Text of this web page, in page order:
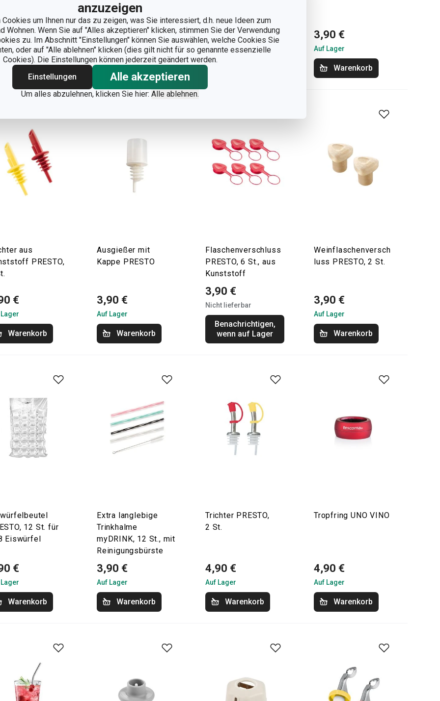
anzuzeigen
um Ihnen nur das zu zeigen, was Sie interessiert, d.h. neue Ideen zum
Wohnen. Wenn Sie auf "Alles akzeptieren" klicken, stimmen Sie der Verwendung
zu. Im Abschnitt "Einstellungen" können Sie auswählen, welche Cookies Sie
oder auf "Alle ablehnen" klicken (dies gilt nicht für so genannte essenzielle
Cookies). Die Einstellungen können jederzeit geändert werden.
Einstellungen
Alle akzeptieren
Um alles abzulehnen, klicken Sie hier: Alle ablehnen.
€
Warenkorb
2,90 €
Auf Lager
Warenkorb
2,90 €
Auf Lager
3,90 €
Auf Lager
Warenkorb
aus
PRESTO,
€
Warenkorb
Ausgießer mit
Kappe PRESTO
3,90 €
Auf Lager
Warenkorb
Flaschenverschluss
PRESTO, 6 St., aus
Kunststoff
3,90 €
Nicht lieferbar
Benachrichtigen,
wenn auf Lager
Weinflaschenversch
luss PRESTO, 2 St.
3,90 €
Auf Lager
Warenkorb
12 St. für
Eiswürfel
€
Warenkorb
Extra langlebige
Trinkhalme
myDRINK, 12 St., mit
Reinigungsbürste
3,90 €
Auf Lager
Warenkorb
Trichter PRESTO,
2 St.
4,90 €
Auf Lager
Warenkorb
Tropfring UNO VINO
4,90 €
Auf Lager
Warenkorb